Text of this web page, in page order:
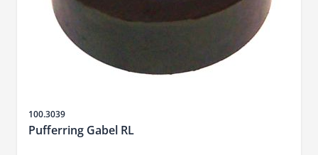
Sku
100.3039
Pufferring Gabel RL